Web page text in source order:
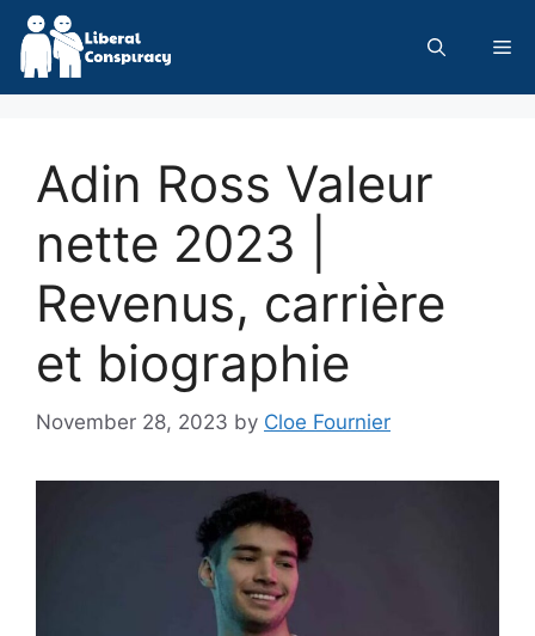
Skip
content
Adin Ross Valeur
nette 2023 |
Revenus, carrière
et biographie
November 28, 2023 by Cloe Fournier